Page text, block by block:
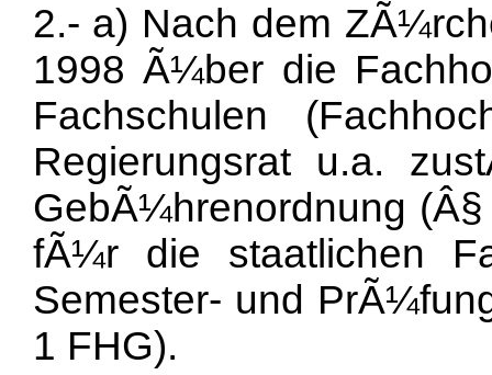
2.- a) Nach dem
1998 Ã¼ber die
Fachschulen
Regierungsrat u.a.
GebÃ¼hrenordnung
fÃ¼r die staatlichen
Semester- und
1 FHG).